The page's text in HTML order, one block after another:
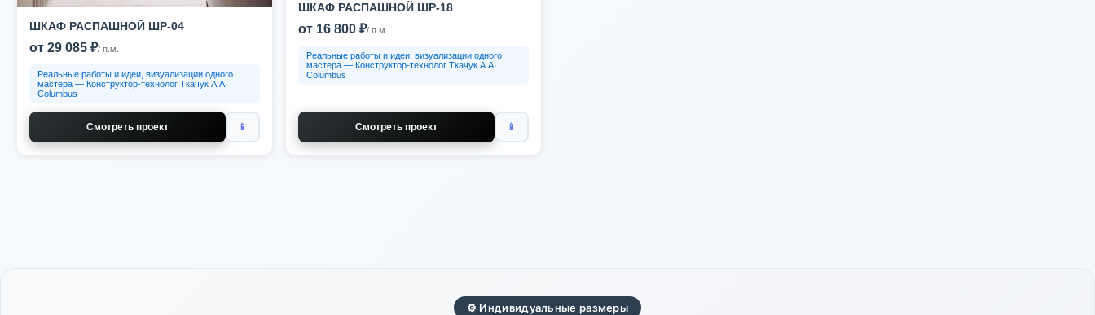
ШКАФ РАСПАШНОЙ ШР-04
от 29 085 ₽/ п.м.
Реальные работы и идеи, визуализации одного
мастера — Конструктор-технолог Ткачук А.А·
Columbus
Смотреть проект 📱
ШКАФ РАСПАШНОЙ ШР-18
от 16 800 ₽/ п.м.
Реальные работы и идеи, визуализации одного
мастера — Конструктор-технолог Ткачук А.А·
Columbus
Смотреть проект 📱
⚙ Индивидуальные размеры